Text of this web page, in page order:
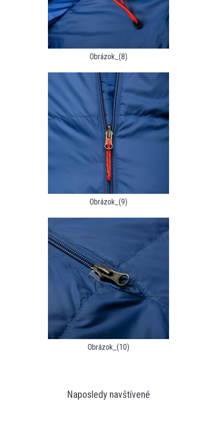
Obrázok_(8)
Obrázok_(9)
Obrázok_(10)
Naposledy navštívené